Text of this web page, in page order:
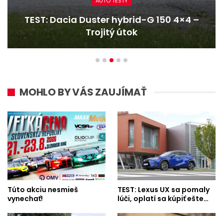
TEST: Dacia Duster hybrid-G 150 4×4 –
Trojitý útok
MOHLO BY VÁS ZAUJÍMAŤ
Túto akciu nesmieš
vynechať!
TEST: Lexus UX sa pomaly
lúči, oplatí sa kúpiť ešte…